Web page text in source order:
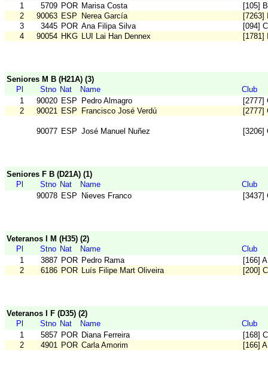
1
5709 POR Marisa Costa
[105]
2
90063 ESP Nerea García
[7263]
3
3445 POR Ana Filipa Silva
[094]
4
90054 HKG LUI Lai Han Dennex [1781]
Seniores M B (H21A) (3)
Pl
Stno Nat Name
Club
1
90020 ESP Pedro Almagro
[2777]
2
90021 ESP Francisco José Verdú [2777]
90077 ESP José Manuel Nuñez [3206]
Seniores F B (D21A) (1)
Pl
Stno Nat Name
Club
90078 ESP Nieves Franco [3437]
Veteranos I M (H35) (2)
Pl
Stno Nat Name
Club
1
3887 POR Pedro Rama
[166]
2
6186 POR Luís Filipe Mart Oliveira [200]
Veteranos I F (D35) (2)
Pl
Stno Nat Name
Club
1
5857 POR Diana Ferreira
[168]
2
4901 POR Carla Amorim [166]